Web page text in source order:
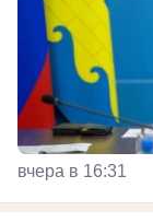
вчера в 16:31